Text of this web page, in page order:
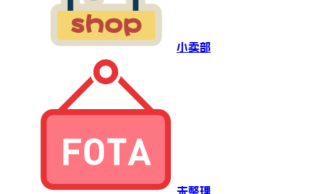
小卖部
未整理